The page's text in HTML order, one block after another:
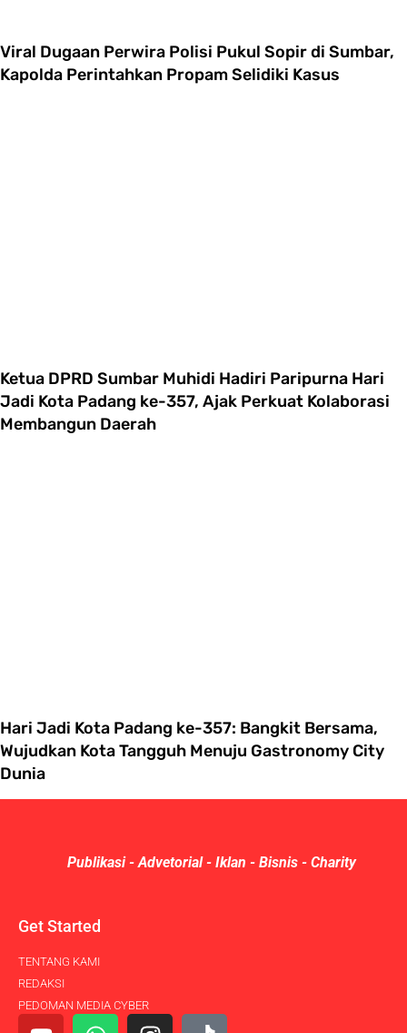
Viral Dugaan Perwira Polisi Pukul Sopir di Sumbar,
Kapolda Perintahkan Propam Selidiki Kasus
Ketua DPRD Sumbar Muhidi Hadiri Paripurna Hari
Jadi Kota Padang ke-357, Ajak Perkuat Kolaborasi
Membangun Daerah
Hari Jadi Kota Padang ke-357: Bangkit Bersama,
Wujudkan Kota Tangguh Menuju Gastronomy City
Dunia
Publikasi - Advetorial - Iklan - Bisnis - Charity
Get Started
TENTANG KAMI
REDAKSI
PEDOMAN MEDIA CYBER